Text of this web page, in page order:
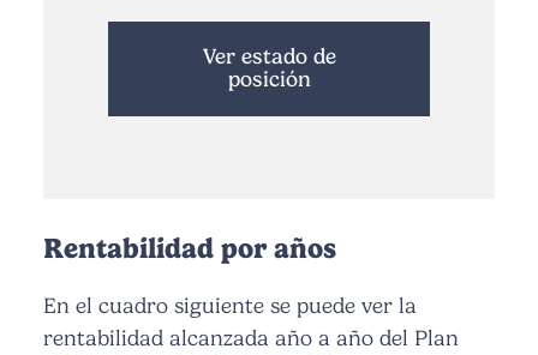
Ver estado de
posición
Rentabilidad por años
En el cuadro siguiente se puede ver la
rentabilidad alcanzada año a año del Plan